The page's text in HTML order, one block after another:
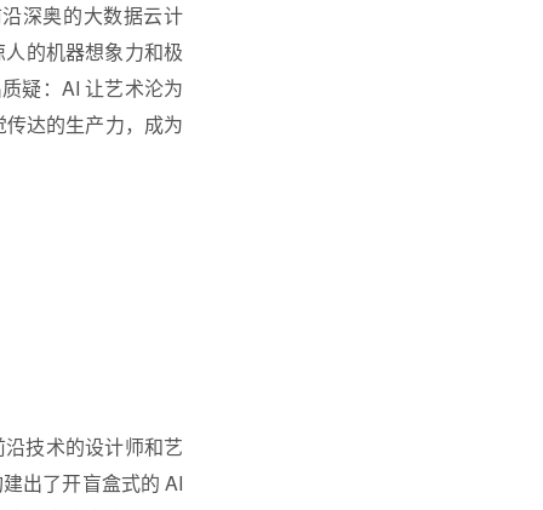
深奥的大数据云计
的机器想象力和极
疑：AI 让艺术沦为
达的生产力，成为
技术的设计师和艺
出了开盲盒式的 AI